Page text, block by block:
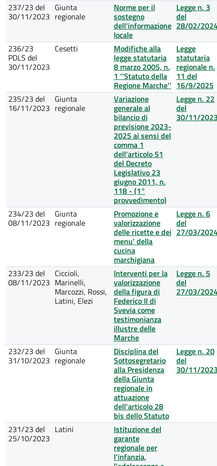
237/23 del
30/11/2023
Giunta
regionale
Norme per il
sostegno
dell'informazione
locale
Legge n. 3
del
28/02/
236/23
PDLS del
30/11/2023
Cesetti Modifiche alla
legge statutaria
8 marzo 2005, n.
1 ''Statuto della
Regione Marche''
Legge
statutaria
regionale n.
11 del
16/9/2025
235/23 del
16/11/2023
Giunta
regionale
Variazione
generale al
bilancio di
previsione 2023-
2025 ai sensi del
comma 1
dell'articolo 51
del Decreto
Legislativo 23
giugno 2011, n.
118 - (1°
provvedimento)
Legge n. 22
del
30/11/
234/23 del
08/11/2023
Giunta
regionale
Promozione e
valorizzazione
delle ricette e dei
menu' della
cucina
marchigiana
Legge n. 6
del
27/03/
233/23 del
08/11/2023
Ciccioli,
Marinelli,
Marcozzi, Rossi,
Latini, Elezi
Interventi per la
valorizzazione
della figura di
Federico II di
Svevia come
testimonianza
illustre delle
Marche
Legge n. 5
del
27/03/
232/23 del
31/10/2023
Giunta
regionale
Disciplina del
Sottosegretario
alla Presidenza
della Giunta
regionale in
attuazione
dell'articolo 28
bis dello Statuto
Legge n. 20
del
30/11/
231/23 del
25/10/2023
Latini Istituzione del
garante
regionale per
l'infanzia,